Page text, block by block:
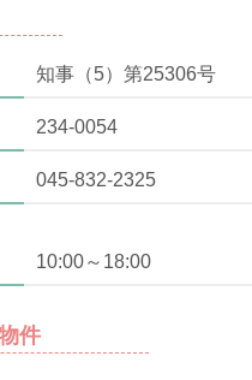
知事（5）第25306号
234-0054
045-832-2325
10:00～18:00
件